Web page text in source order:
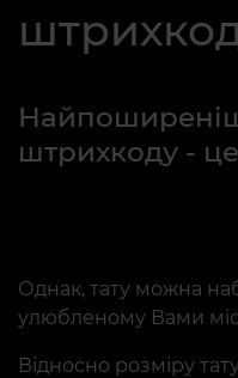
штрихкоду -
Однак, тату можна
улюбленому Вами
Відносно розміру